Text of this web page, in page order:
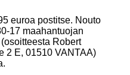
euroa postitse. Nouto
17 maahantuojan
Robert
2 E, 01510 VANTAA)